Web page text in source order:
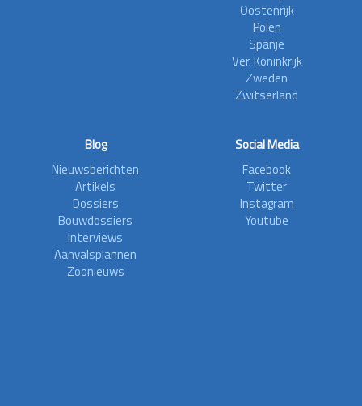
Oostenrijk
Polen
Spanje
Ver. Koninkrijk
Zweden
Zwitserland
Blog
Nieuwsberichten
Artikels
Dossiers
Bouwdossiers
Interviews
Aanvalsplannen
Zoonieuws
Social Media
Facebook
Twitter
Instagram
Youtube